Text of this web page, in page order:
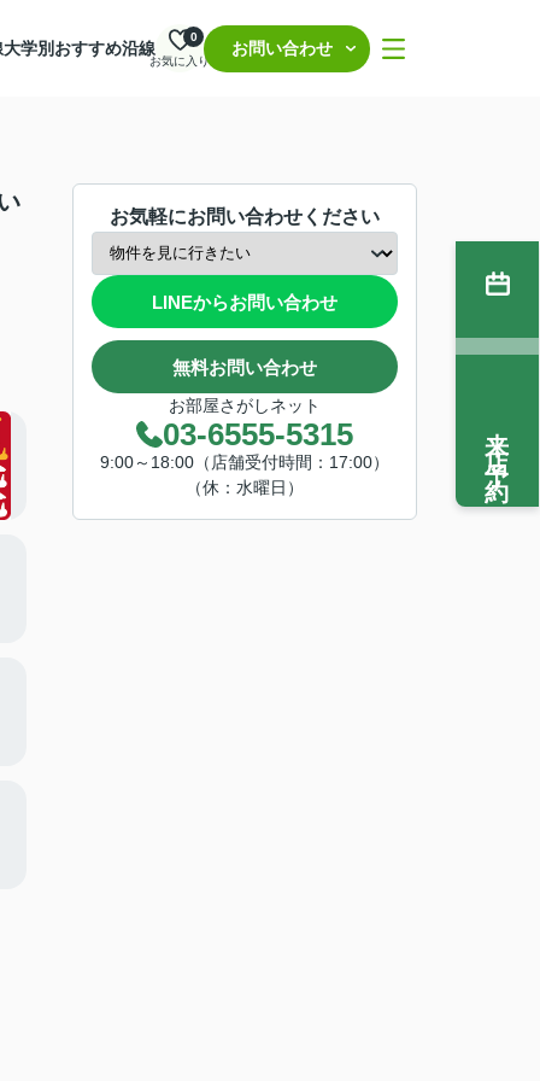
大学別おすすめ沿線
お気に入り
0
お問い合わせ
お気軽にお問い合わせください
LINEからお問い合わせ
無料お問い合わせ
お部屋さがしネット
03-6555-5315
9:00～18:00（店舗受付時間：17:00）
（休：水曜日）
来店予約